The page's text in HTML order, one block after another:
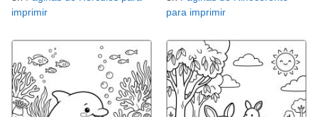
imprimir
para imprimir